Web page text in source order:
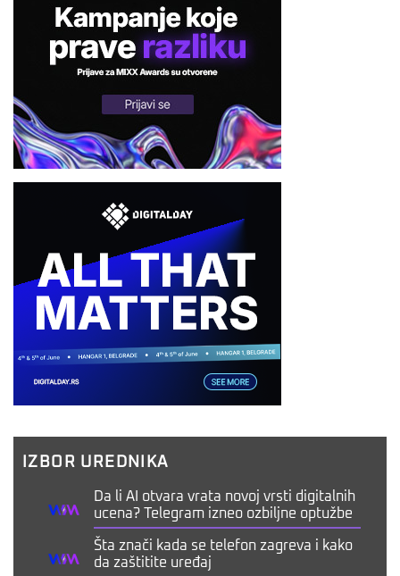
IZBOR UREDNIKA
Da li AI otvara vrata novoj vrsti digitalnih
ucena? Telegram izneo ozbiljne optužbe
Šta znači kada se telefon zagreva i kako
da zaštitite uređaj